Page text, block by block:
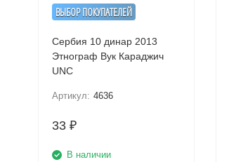
ВЫБОР ПОКУПАТЕЛЕЙ
Сербия 10 динар 2013
Этнограф Вук Караджич
UNC
Артикул: 4636
33 ₽
В наличии